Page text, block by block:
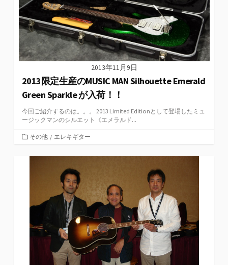
2013年11月9日
2013限定生産のMUSIC MAN Silhouette Emerald
Green Sparkle が入荷！！
今回ご紹介するのは。。。 2013 Limited Editionとして登場したミュ
ージックマンのシルエット《エメラルド...
カ
ゴ
その他 / エレキギター